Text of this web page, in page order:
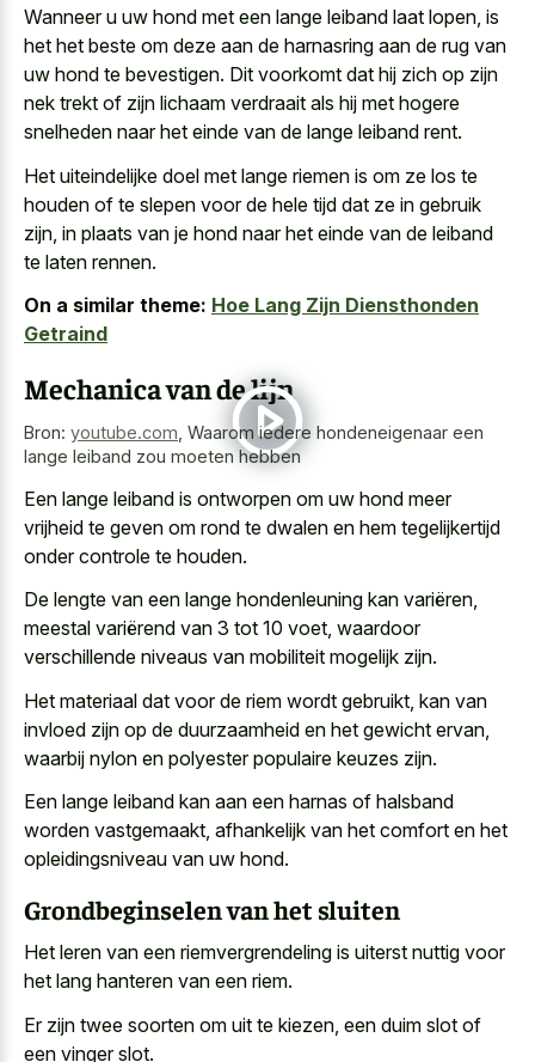
Wanneeru uw hond met een lange leiband laat lopen, is
het het beste om deze aan de harnasring aan de rug van
uw hond te bevestigen. Dit voorkomt dat hij zich op zijn
nek trekt of zijn lichaam verdraait als hij met hogere
snelheden naar het einde van de lange leiband rent.
Het uiteindelijke doel met lange riemen is om ze los te
houden of te slepen voor de hele tijd dat ze in gebruik
zijn, in plaats van je hond naar het einde van de leiband
te laten rennen.
On a similar theme: Hoe Lang Zijn Diensthonden
Getraind
Mechanica van de lijn
Bron: youtube.com Waarom iedere hondeneigenaar een
lange leiband zou moeten hebben
Een lange leiband is ontworpen om uw hond meer
vrijheid te geven om rond te dwalen en hem tegelijkertijd
onder controle te houden.
De lengte van een lange hondenleuning kan variëren,
meestal variërend van 3 tot 10 voet, waardoor
verschillende niveaus van mobiliteit mogelijk zijn.
Het materiaal dat voor de riem wordt gebruikt, kan van
invloed zijn op de duurzaamheid en het gewicht ervan,
waarbij nylon en polyester populaire keuzes zijn.
Een lange leiband kan aan een harnas of halsband
worden vastgemaakt, afhankelijk van het comfort en het
opleidingsniveau van uw hond.
Grondbeginselen van het sluiten
Het leren van een riemvergrendeling is uiterst nuttig voor
het lang hanteren van een riem.
Er zijn twee soorten om uit te kiezen, een duim slot of
een vinger slot.